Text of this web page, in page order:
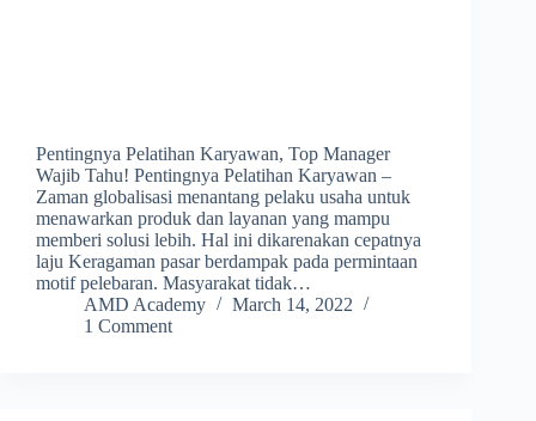
Pentingnya Pelatihan Karyawan, Top Manager
Wajib Tahu! Pentingnya Pelatihan Karyawan –
Zaman globalisasi menantang pelaku usaha untuk
menawarkan produk dan layanan yang mampu
memberi solusi lebih. Hal ini dikarenakan cepatnya
laju Keragaman pasar berdampak pada permintaan
motif pelebaran. Masyarakat tidak…
AMD Academy
March 14, 2022
1 Comment